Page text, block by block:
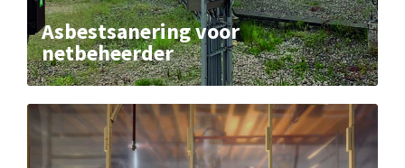
Asbestsanering voor
netbeheerder